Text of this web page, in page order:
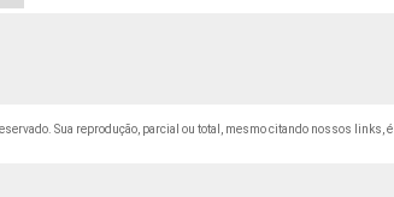
Sua reprodução, parcial ou total, mesmo citando nossos